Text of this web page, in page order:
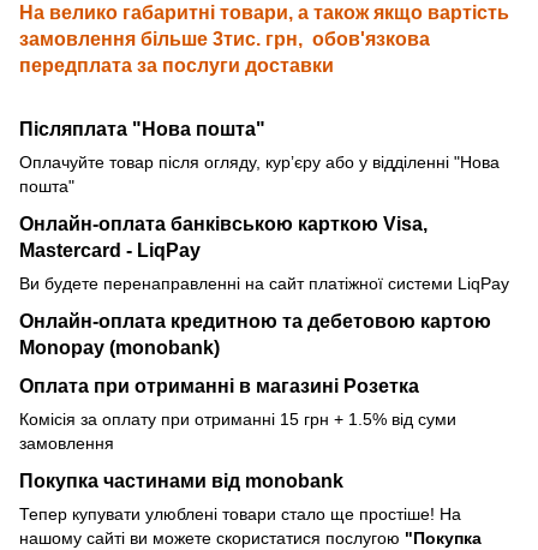
На велико габаритні товари, а також якщо вартість
замовлення більше 3тис. грн, обов'язкова
передплата за послуги доставки
Післяплата "Нова пошта"
Оплачуйте товар після огляду, курʼєру або у відділенні "Нова
пошта"
Онлайн-оплата банківською карткою Visa,
Mastercard - LiqPay
Ви будете перенаправленні на сайт платіжної системи LiqPay
Онлайн-оплата кредитною та дебетовою картою
Monopay (monobank)
Оплата при отриманні в магазині Розетка
Комісія за оплату при отриманні 15 грн + 1.5% від суми
замовлення
Покупка частинами від monobank
Тепер купувати улюблені товари стало ще простіше! На
нашому сайті ви можете скористатися послугою "Покупка